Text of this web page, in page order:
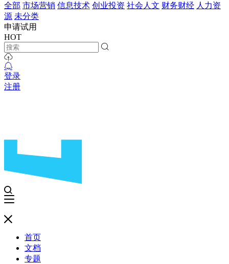
全部 市场营销 信息技术 创业投资 社会人文 财务财经 人力资
源 未分类
申请试用
HOT
登录
注册
首页
文档
专题